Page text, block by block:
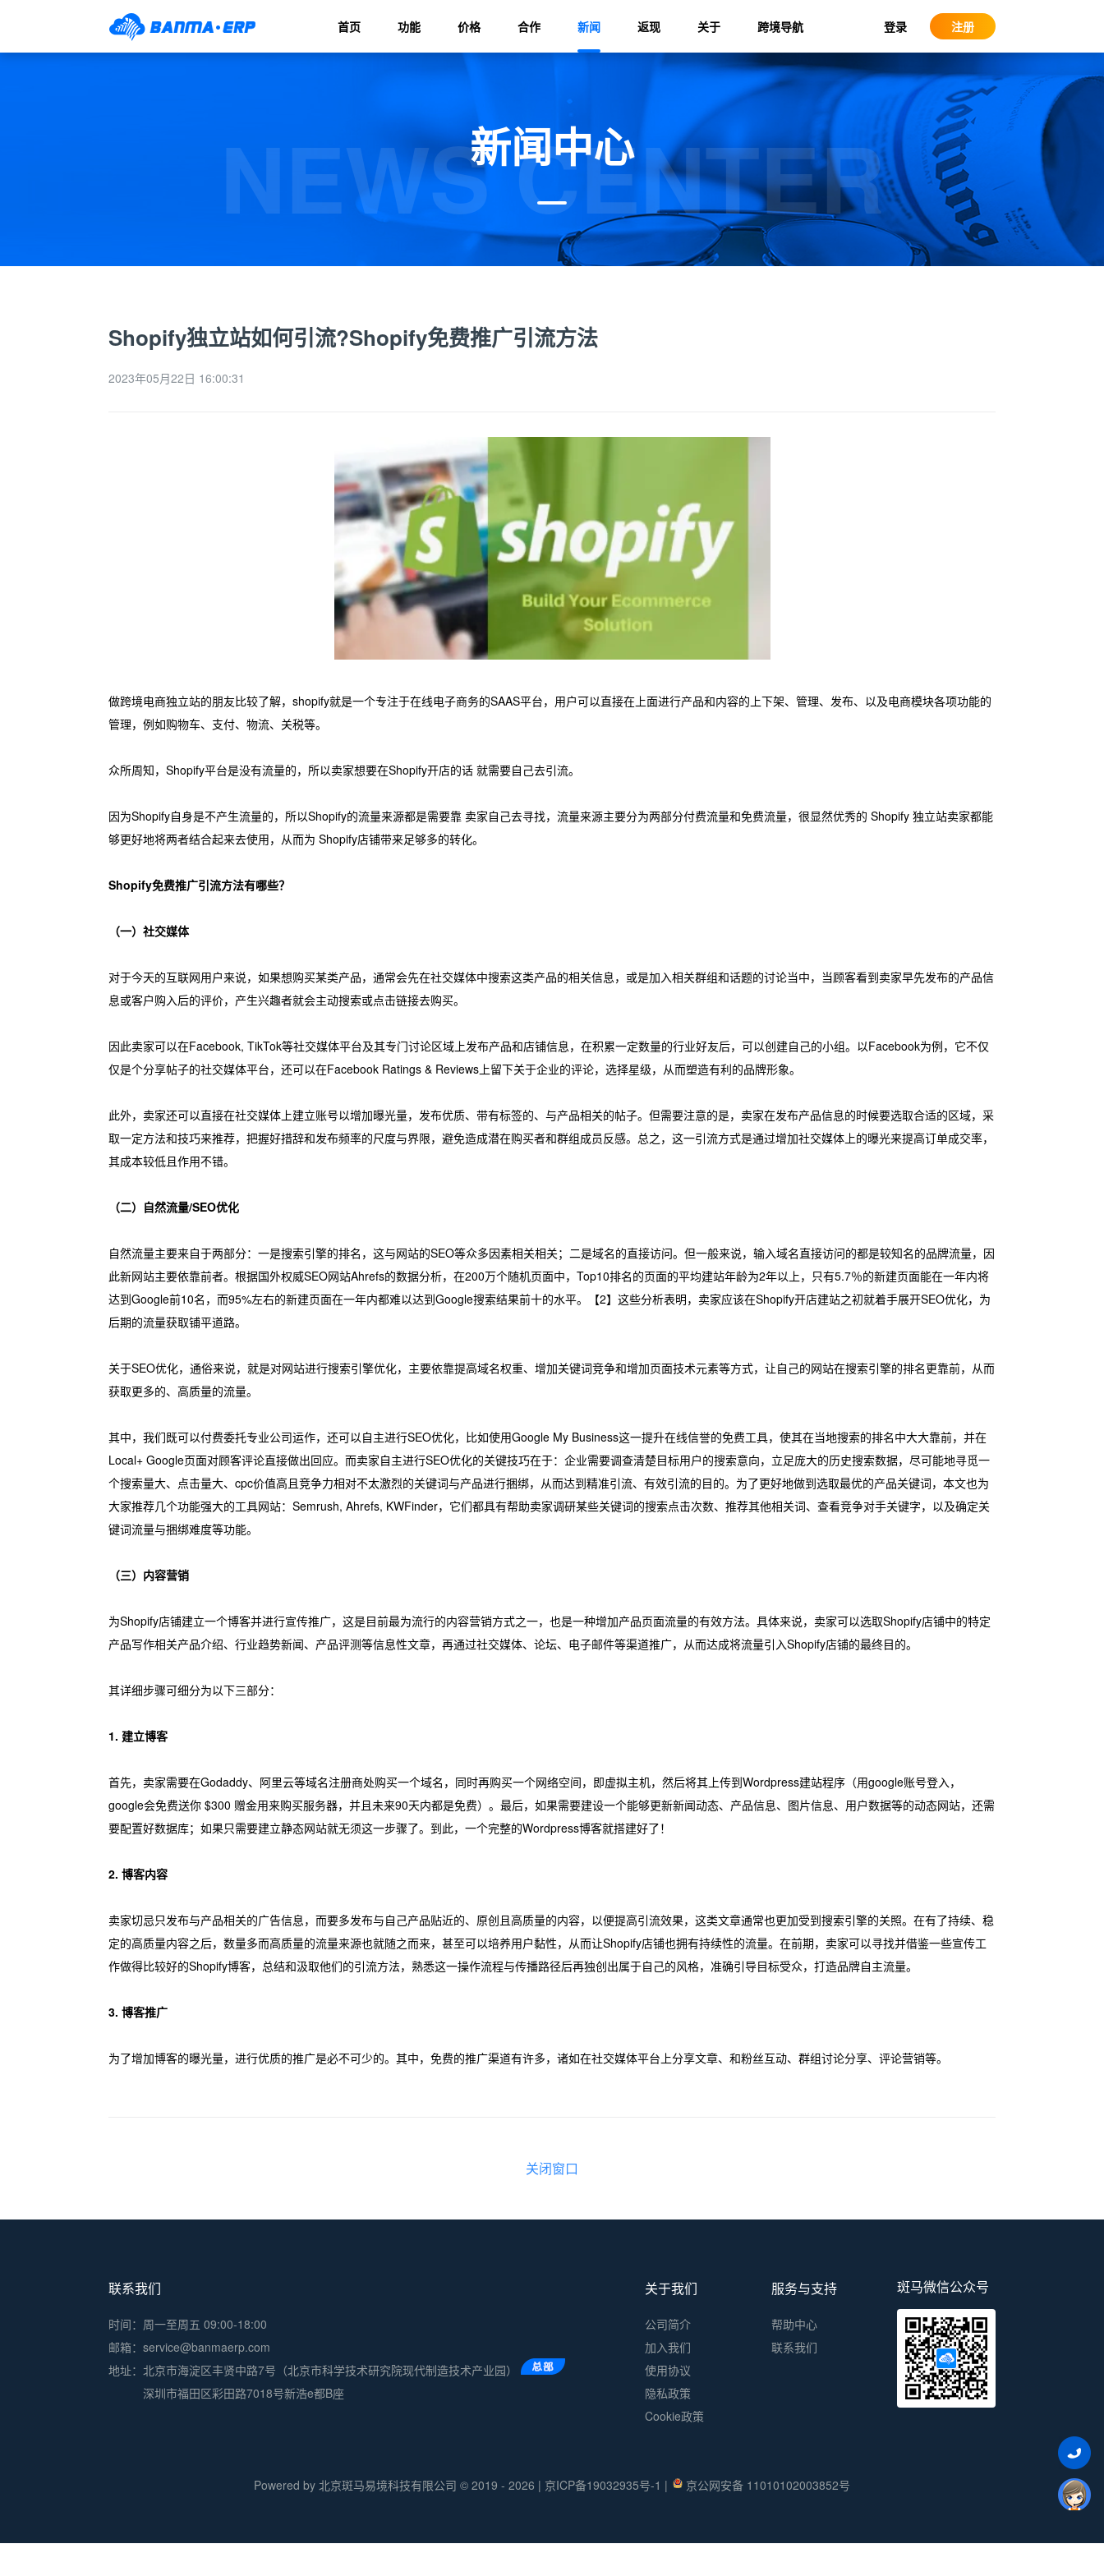
首页 功能 价格 合作 新闻 返现 关于 跨境导航 登录 注册
NEWS CENTER
新闻中心
Shopify独立站如何引流?Shopify免费推广引流方法
2023年05月22日 16:00:31
做跨境电商独立站的朋友比较了解，shopify就是一个专注于在线电子商务的SAAS平台，用户可以直接在上面进行产品和内容的上下架、管理、发布、以及电商模块各项功能的
管理，例如购物车、支付、物流、关税等。
众所周知，Shopify平台是没有流量的，所以卖家想要在Shopify开店的话 就需要自己去引流。
因为Shopify自身是不产生流量的，所以Shopify的流量来源都是需要靠 卖家自己去寻找，流量来源主要分为两部分付费流量和免费流量，很显然优秀的 Shopify 独立站卖家都能
够更好地将两者结合起来去使用，从而为 Shopify店铺带来足够多的转化。
Shopify免费推广引流方法有哪些？
（一）社交媒体
对于今天的互联网用户来说，如果想购买某类产品，通常会先在社交媒体中搜索这类产品的相关信息，或是加入相关群组和话题的讨论当中，当顾客看到卖家早先发布的产品信
息或客户购入后的评价，产生兴趣者就会主动搜索或点击链接去购买。
因此卖家可以在Facebook, TikTok等社交媒体平台及其专门讨论区域上发布产品和店铺信息，在积累一定数量的行业好友后，可以创建自己的小组。以Facebook为例，它不仅
仅是个分享帖子的社交媒体平台，还可以在Facebook Ratings & Reviews上留下关于企业的评论，选择星级，从而塑造有利的品牌形象。
此外，卖家还可以直接在社交媒体上建立账号以增加曝光量，发布优质、带有标签的、与产品相关的帖子。但需要注意的是，卖家在发布产品信息的时候要选取合适的区域，采
取一定方法和技巧来推荐，把握好措辞和发布频率的尺度与界限，避免造成潜在购买者和群组成员反感。总之，这一引流方式是通过增加社交媒体上的曝光来提高订单成交率，
其成本较低且作用不错。
（二）自然流量/SEO优化
自然流量主要来自于两部分：一是搜索引擎的排名，这与网站的SEO等众多因素相关相关；二是域名的直接访问。但一般来说，输入域名直接访问的都是较知名的品牌流量，因
此新网站主要依靠前者。根据国外权威SEO网站Ahrefs的数据分析，在200万个随机页面中，Top10排名的页面的平均建站年龄为2年以上，只有5.7％的新建页面能在一年内将
达到Google前10名，而95%左右的新建页面在一年内都难以达到Google搜索结果前十的水平。【2】这些分析表明，卖家应该在Shopify开店建站之初就着手展开SEO优化，为
后期的流量获取铺平道路。
关于SEO优化，通俗来说，就是对网站进行搜索引擎优化，主要依靠提高域名权重、增加关键词竞争和增加页面技术元素等方式，让自己的网站在搜索引擎的排名更靠前，从而
获取更多的、高质量的流量。
其中，我们既可以付费委托专业公司运作，还可以自主进行SEO优化，比如使用Google My Business这一提升在线信誉的免费工具，使其在当地搜索的排名中大大靠前，并在
Local+ Google页面对顾客评论直接做出回应。而卖家自主进行SEO优化的关键技巧在于：企业需要调查清楚目标用户的搜索意向，立足庞大的历史搜索数据，尽可能地寻觅一
个搜索量大、点击量大、cpc价值高且竞争力相对不太激烈的关键词与产品进行捆绑，从而达到精准引流、有效引流的目的。为了更好地做到选取最优的产品关键词，本文也为
大家推荐几个功能强大的工具网站：Semrush, Ahrefs, KWFinder，它们都具有帮助卖家调研某些关键词的搜索点击次数、推荐其他相关词、查看竞争对手关键字，以及确定关
键词流量与捆绑难度等功能。
（三）内容营销
为Shopify店铺建立一个博客并进行宣传推广，这是目前最为流行的内容营销方式之一，也是一种增加产品页面流量的有效方法。具体来说，卖家可以选取Shopify店铺中的特定
产品写作相关产品介绍、行业趋势新闻、产品评测等信息性文章，再通过社交媒体、论坛、电子邮件等渠道推广，从而达成将流量引入Shopify店铺的最终目的。
其详细步骤可细分为以下三部分：
1. 建立博客
首先，卖家需要在Godaddy、阿里云等域名注册商处购买一个域名，同时再购买一个网络空间，即虚拟主机，然后将其上传到Wordpress建站程序（用google账号登入，
google会免费送你 $300 赠金用来购买服务器，并且未来90天内都是免费）。最后，如果需要建设一个能够更新新闻动态、产品信息、图片信息、用户数据等的动态网站，还需
要配置好数据库；如果只需要建立静态网站就无须这一步骤了。到此，一个完整的Wordpress博客就搭建好了！
2. 博客内容
卖家切忌只发布与产品相关的广告信息，而要多发布与自己产品贴近的、原创且高质量的内容，以便提高引流效果，这类文章通常也更加受到搜索引擎的关照。在有了持续、稳
定的高质量内容之后，数量多而高质量的流量来源也就随之而来，甚至可以培养用户黏性，从而让Shopify店铺也拥有持续性的流量。在前期，卖家可以寻找并借鉴一些宣传工
作做得比较好的Shopify博客，总结和汲取他们的引流方法，熟悉这一操作流程与传播路径后再独创出属于自己的风格，准确引导目标受众，打造品牌自主流量。
3. 博客推广
为了增加博客的曝光量，进行优质的推广是必不可少的。其中，免费的推广渠道有许多，诸如在社交媒体平台上分享文章、和粉丝互动、群组讨论分享、评论营销等。
关闭窗口
联系我们
时间：周一至周五 09:00-18:00
邮箱：service@banmaerp.com
地址： 北京市海淀区丰贤中路7号（北京市科学技术研究院现代制造技术产业园）
深圳市福田区彩田路7018号新浩e都B座
关于我们
公司简介
加入我们
使用协议
隐私政策
Cookie政策
服务与支持
帮助中心
联系我们
斑马微信公众号
Powered by 北京斑马易境科技有限公司 © 2019 - 2026 | 京ICP备19032935号-1 | 京公网安备 11010102003852号